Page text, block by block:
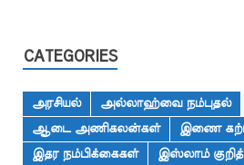
CATEGORIES
அரசியல்
அல்லாஹ்வை நம்புதல்
ஆடை அணிகலன்கள்
இணை
இதர நம்பிக்கைகள்
இஸ்லாம்